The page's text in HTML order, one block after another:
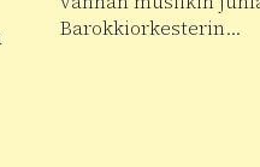
Barokkiorkesterin…